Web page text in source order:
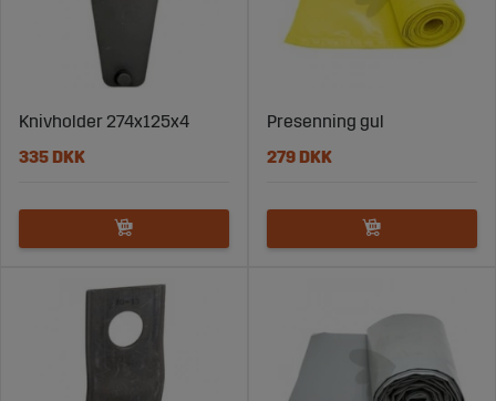
Knivholder 274x125x4
335 DKK
Presenning gul
279 DKK